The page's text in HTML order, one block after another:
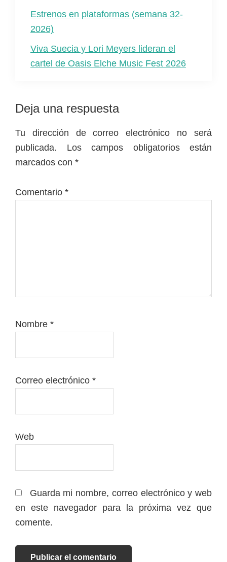
Estrenos en plataformas (semana 32-
2026)
Viva Suecia y Lori Meyers lideran el
cartel de Oasis Elche Music Fest 2026
Interacciones
los
lectores
Deja una respuesta
Tu dirección de correo electrónico no será
publicada.
Los campos obligatorios están
marcados con *
Comentario *
Nombre *
Correo electrónico *
Web
Guarda mi nombre, correo electrónico y web
en este navegador para la próxima vez que
comente.